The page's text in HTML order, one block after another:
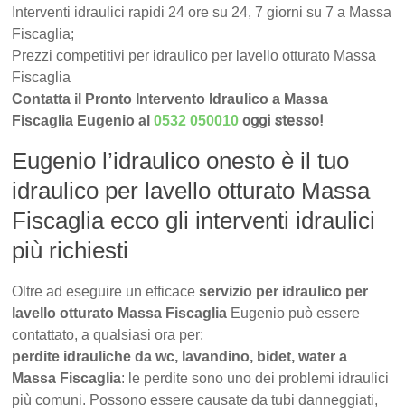
Interventi idraulici rapidi 24 ore su 24, 7 giorni su 7 a Massa
Fiscaglia;
Prezzi competitivi per idraulico per lavello otturato Massa
Fiscaglia
Contatta il Pronto Intervento Idraulico a Massa
Fiscaglia Eugenio al0532 050010 oggi stesso!
Eugenio l’idraulico onesto è il tuo
idraulico per lavello otturato Massa
Fiscaglia ecco gli interventi idraulici
più richiesti
Oltre ad eseguire un efficaceservizio per idraulico per
lavello otturato Massa Fiscaglia Eugenio può essere
contattato, a qualsiasi ora per:
perdite idrauliche da wc, lavandino, bidet, water a
Massa Fiscaglia: le perdite sono uno dei problemi idraulici
più comuni. Possono essere causate da tubi danneggiati,